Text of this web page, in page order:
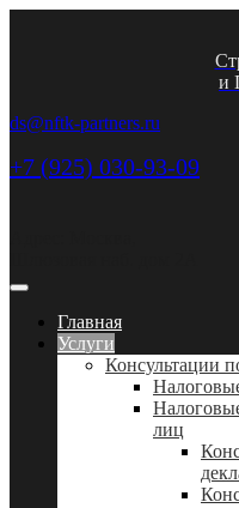
и
ds@nftk-partners.ru
+7 (925) 030-93-09
Главная
Услуги
Консультации
лиц